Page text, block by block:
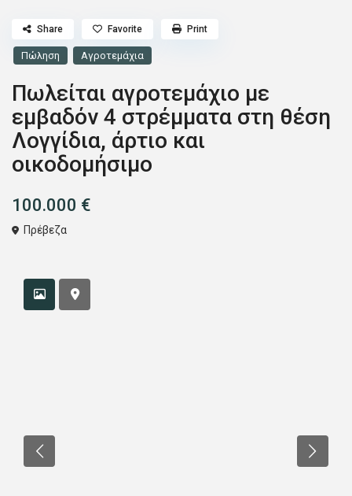
Πώληση Αγροτεμάχια
Πωλείται αγροτεμάχιο με
εμβαδόν 4 στρέμματα στη θέση
Λογγίδια, άρτιο και
οικοδομήσιμο
100.000 €
Πρέβεζα
Share Favorite Print